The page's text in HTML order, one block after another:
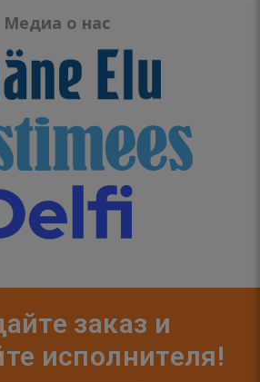
Медиа о нас
заказ и
исполнителя!